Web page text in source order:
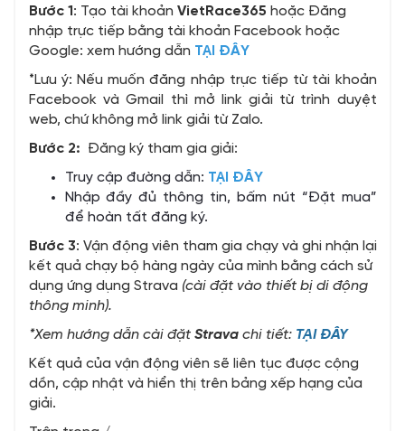
Bước 1 : Tạo tài khoản VietRace365 hoặc Đăng
nhập trực tiếp bằng tài khoản Facebook hoặc
Google: xem hướng dẫn TẠI ĐÂY
*Lưu ý: Nếu muốn đăng nhập trực tiếp từ tài khoản
Facebook và Gmail thì mở link giải từ trình duyệt
web, chứ không mở link giải từ Zalo.
Bước 2: Đăng ký tham gia giải:
Truy cập đường dẫn: TẠI ĐÂY
Nhập đầy đủ thông tin, bấm nút “Đặt mua”
để hoàn tất đăng ký.
Bước 3: Vận động viên tham gia chạy và ghi nhận lại
kết quả chạy bộ hàng ngày của mình bằng cách sử
dụng ứng dụng Strava (cài đặt vào thiết bị di động
thông minh).
*Xem hướng dẫn cài đặt Stravachi tiết: TẠI ĐÂY
Kết quả của vận động viên sẽ liên tục được cộng
dồn, cập nhật và hiển thị trên bảng xếp hạng của
giải.